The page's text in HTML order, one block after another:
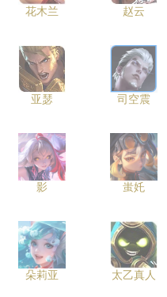
花木兰 赵云
亚瑟 司空震
影 蚩奼
朵莉亚 太乙真人